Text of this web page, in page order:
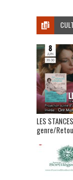
LES
genre/